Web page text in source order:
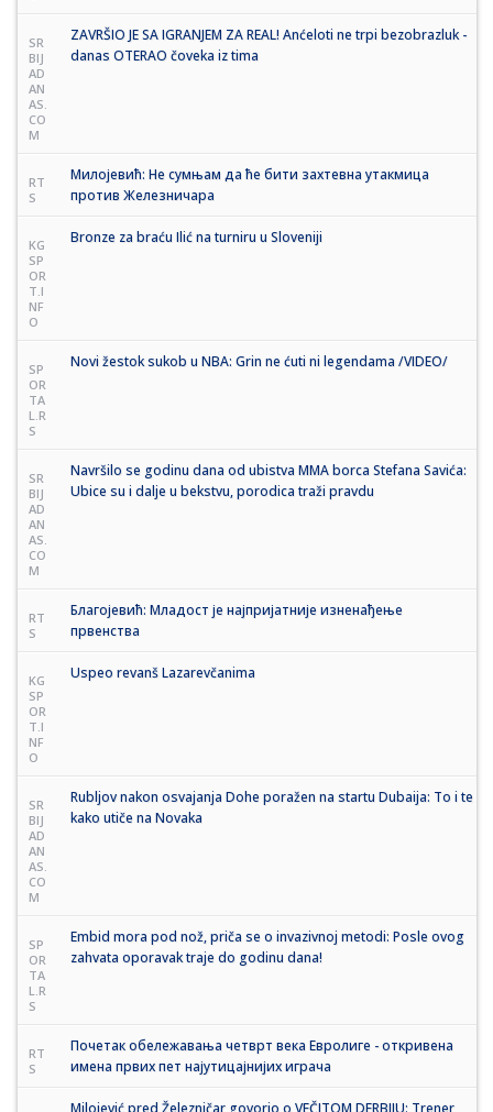
SR
BIJ
AD
AN
AS.
CO
M
ZAVRŠIO JE SA IGRANJEM ZA REAL! Anćeloti ne trpi bezobrazluk -
danas OTERAO čoveka iz tima
RT
S
Милојевић: Не сумњам да ће бити захтевна утакмица
против Железничара
KG
SP
OR
T.I
NF
O
Bronze za braću Ilić na turniru u Sloveniji
SP
OR
TA
L.R
S
Novi žestok sukob u NBA: Grin ne ćuti ni legendama /VIDEO/
SR
BIJ
AD
AN
AS.
CO
M
Navršilo se godinu dana od ubistva MMA borca Stefana Savića:
Ubice su i dalje u bekstvu, porodica traži pravdu
RT
S
Благојевић: Младост је најпријатније изненађење
првенства
KG
SP
OR
T.I
NF
O
Uspeo revanš Lazarevčanima
SR
BIJ
AD
AN
AS.
CO
M
Rubljov nakon osvajanja Dohe poražen na startu Dubaija: To i te
kako utiče na Novaka
SP
OR
TA
L.R
S
Embid mora pod nož, priča se o invazivnoj metodi: Posle ovog
zahvata oporavak traje do godinu dana!
RT
S
Почетак обележавања четврт века Евролиге - откривена
имена првих пет најутицајнијих играча
Milojević pred Železničar govorio o VEČITOM DERBIJU: Trener